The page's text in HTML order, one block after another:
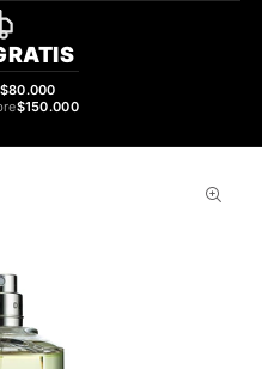
$80.000
$150.000